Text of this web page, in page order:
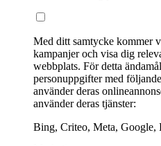
Med ditt samtycke kommer
kampanjer och visa dig
webbplats. För detta
personuppgifter med
använder deras
använder deras tjänster:
Bing, Criteo, Meta, Google,